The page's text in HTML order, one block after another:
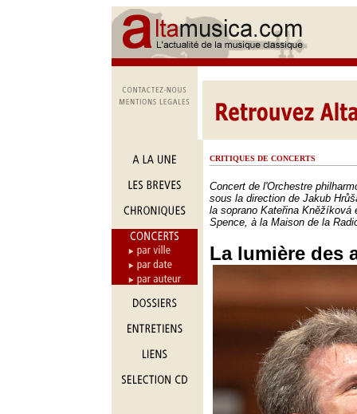
CRITIQUES DE CONCERTS
Concert de l'Orchestre
sous la direction de Jakub
la soprano Kateřina Kněžíková
Spence, à la Maison de la
La lumière des